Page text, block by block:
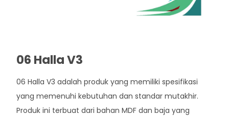
06 Halla V3
06 Halla V3 adalah produk yang memiliki spesifikasi
yang memenuhi kebutuhan dan standar mutakhir.
Produk ini terbuat dari bahan MDF dan baja yang